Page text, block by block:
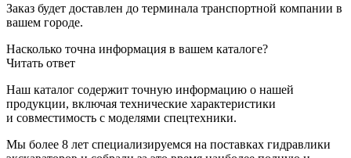
Заказ будет доставлен до терминала транспортной компании в
вашем городе.
Насколько точна информация в вашем каталоге?
Читать ответ
Наш каталог содержит точную информацию о нашей
продукции, включая технические характеристики
и совместимость с моделями спецтехники.
Мы более 8 лет специализируемся на поставках гидравлики